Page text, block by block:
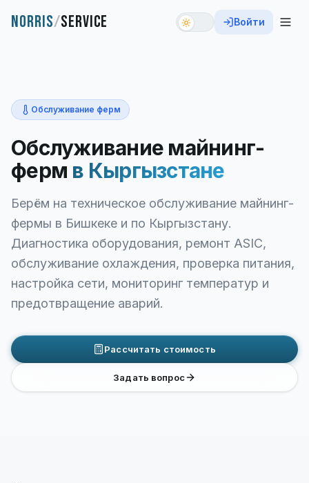
NORRIS/SERVICE Войти
Обслуживание ферм
Обслуживание майнинг-
ферм в Кыргызстане
Берём на техническое обслуживание майнинг-
фермы в Бишкеке и по Кыргызстану.
Диагностика оборудования, ремонт ASIC,
обслуживание охлаждения, проверка питания,
настройка сети, мониторинг температур и
предотвращение аварий.
Рассчитать стоимость
Задать вопрос